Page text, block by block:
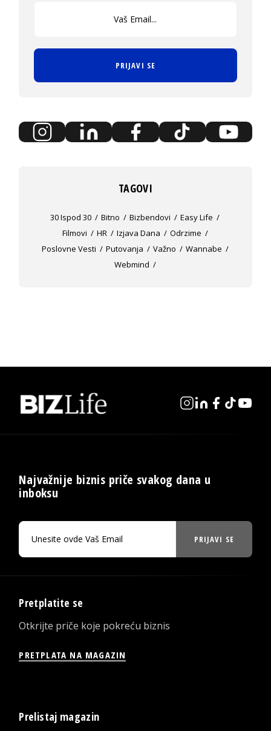
PRIJAVI SE
TAGOVI
30 Ispod 30 Bitno Bizbendovi
Easy Life
Filmovi
HR Izjava Dana
Odrzime
Poslovne Vesti
Putovanja Važno
Wannabe
Webmind
Najvažnije biznis priče svakog dana u
inboksu
PRIJAVI SE
Pretplatite se
Otkrijte priče koje pokreću biznis
PRETPLATA NA MAGAZIN
Prelistaj magazin